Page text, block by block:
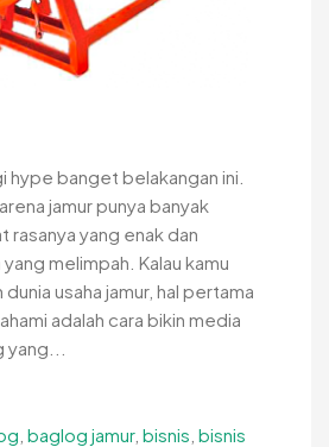
hype banget belakangan ini.
jamur punya banyak
yang enak dan
melimpah. Kalau kamu
usaha jamur, hal pertama
adalah cara bikin media
baglog jamur, bisnis bisnis